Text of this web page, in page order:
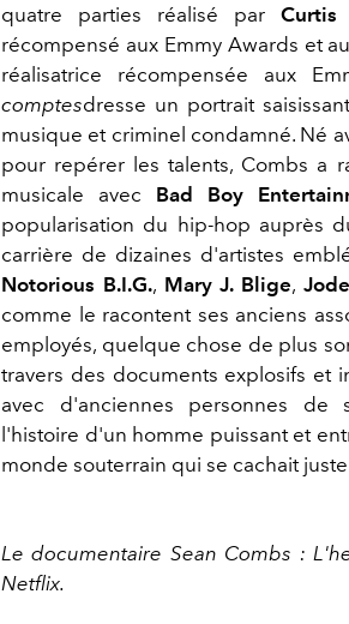
quatre parties réalisé par
récompensé aux Emmy Awards et
réalisatrice récompensée aux
comptesdresse un portrait
musique et criminel condamné. Né
pour repérer les talents, Combs a
musicale avec Bad Boy
popularisation du hip-hop auprès
carrière de dizaines d'artistes
Notorious B.I.G., Mary J. Blige,
comme le racontent ses anciens
employés, quelque chose de plus
travers des documents explosifs et
avec d'anciennes personnes de
l'histoire d'un homme puissant et
monde souterrain qui se cachait
Le documentaire Sean Combs :
Netflix.